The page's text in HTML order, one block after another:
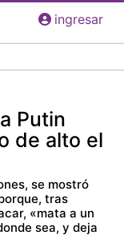
ingresar
Putin
de alto el
se mostró
tras
«mata a un
sea, y deja